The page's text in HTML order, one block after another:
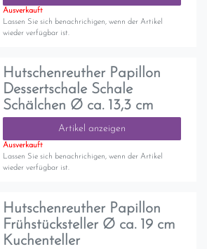
Ausverkauft
Lassen Sie sich benachrichigen, wenn der Artikel
wieder verfügbar ist.
Hutschenreuther Papillon
Dessertschale Schale
Schälchen Ø ca. 13,3 cm
Artikel anzeigen
Ausverkauft
Lassen Sie sich benachrichigen, wenn der Artikel
wieder verfügbar ist.
Hutschenreuther Papillon
Frühstücksteller Ø ca. 19 cm
Kuchenteller